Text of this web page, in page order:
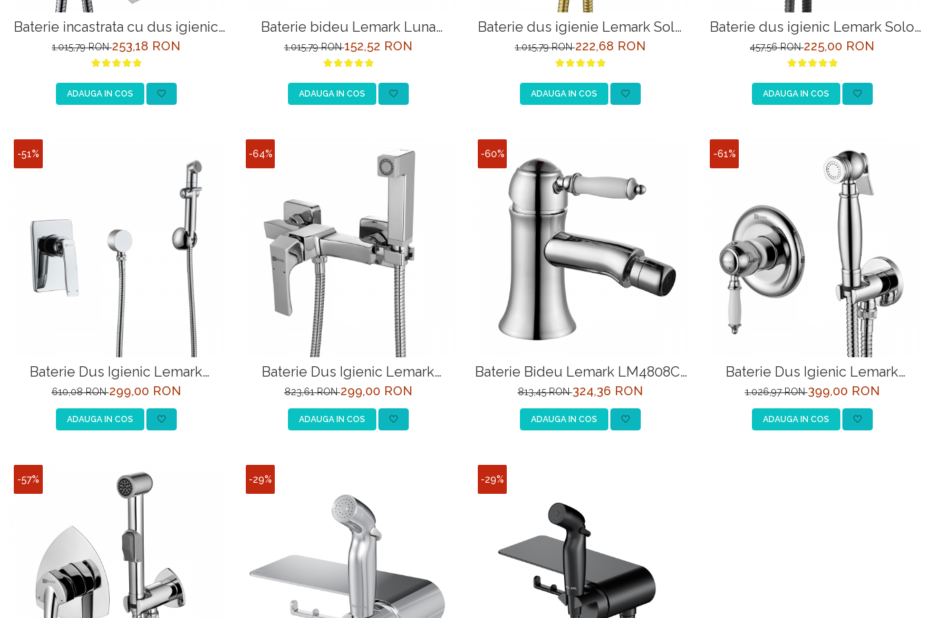
Baterie incastrata cu dus igienic
Lemark Prizma LM3919C crom
1.015,79 RON253,18 RON
ADAUGA IN COS
Baterie bideu Lemark Luna
LM4108C
1.015,79 RON152,52 RON
ADAUGA IN COS
Baterie dus igienie Lemark Solo
LM7165G, auriu, incastrata
1.015,79 RON222,68 RON
ADAUGA IN COS
Baterie dus igienic Lemark Solo
LM7166BL, neagra, incastrata
457,56 RON225,00 RON
ADAUGA IN COS
-51%
Baterie Dus Igienic Lemark
Bellario LM6819C-EU
610,08 RON299,00 RON
ADAUGA IN COS
-64%
Baterie Dus Igienic Lemark
LM4518C-EU
823,61 RON299,00 RON
ADAUGA IN COS
-60%
Baterie Bideu Lemark LM4808C-
EU Crom
813,45 RON324,36 RON
ADAUGA IN COS
-61%
Baterie Dus Igienic Lemark
LM4819C-EU Crom
1.026,97 RON399,00 RON
ADAUGA IN COS
-57% -29% -29%